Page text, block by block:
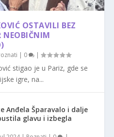
OSTAVILI BEZ
NEOBIČNIM
| 0 |
stigao je u Pariz, gde se
igre, na...
Anđela Šparavalo i dalje
glavu i izbegla